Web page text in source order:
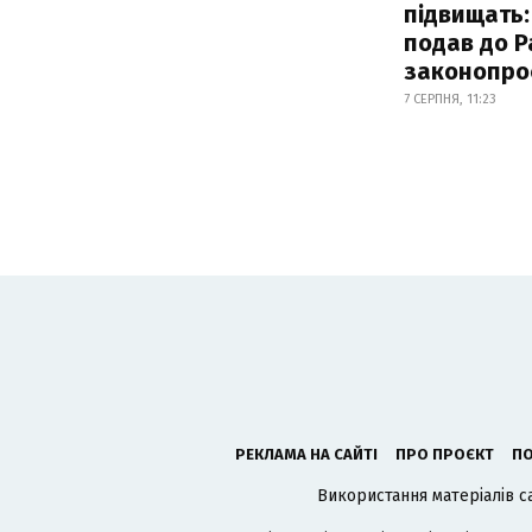
подав до
7 СЕРПНЯ, 11:23
РЕКЛАМА НА САЙТІ ПРО ПРОЄКТ
Використання матеріалів